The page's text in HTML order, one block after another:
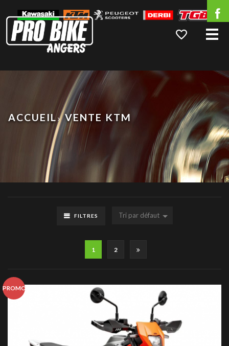
ACCUEIL VENTE KTM
FILTRES Tri par défaut
1 2
PROMO